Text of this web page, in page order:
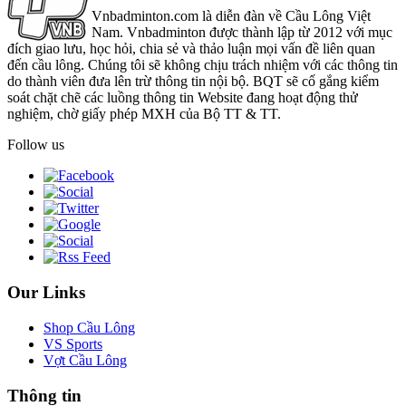
Vnbadminton.com là diễn đàn về Cầu Lông Việt
Nam. Vnbadminton được thành lập từ 2012 với mục
đích giao lưu, học hỏi, chia sẻ và thảo luận mọi vấn đề liên quan
đến cầu lông. Chúng tôi sẽ không chịu trách nhiệm với các thông tin
do thành viên đưa lên trừ thông tin nội bộ. BQT sẽ cố gắng kiểm
soát chặt chẽ các luồng thông tin Website đang hoạt động thử
nghiệm, chờ giấy phép MXH của Bộ TT & TT.
Follow us
Our Links
Shop Cầu Lông
VS Sports
Vợt Cầu Lông
Thông tin